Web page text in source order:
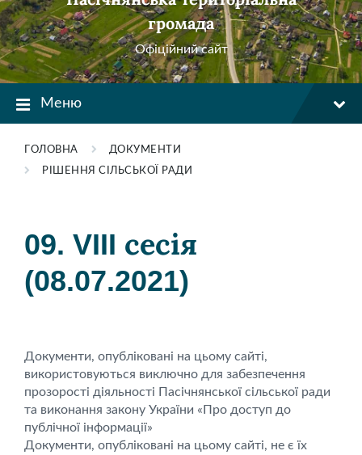
громада
Офіційний сайт
Меню
ГОЛОВНА
ДОКУМЕНТИ
РІШЕННЯ СІЛЬСЬКОЇ РАДИ
09. VIII сесія
(08.07.2021)
Документи, опубліковані на цьому сайті,
використовуються виключно для забезпечення
прозорості діяльності Пасічнянської сільської ради
та виконання закону України «Про доступ до
публічної інформації»
Документи, опубліковані на цьому сайті, не є їх